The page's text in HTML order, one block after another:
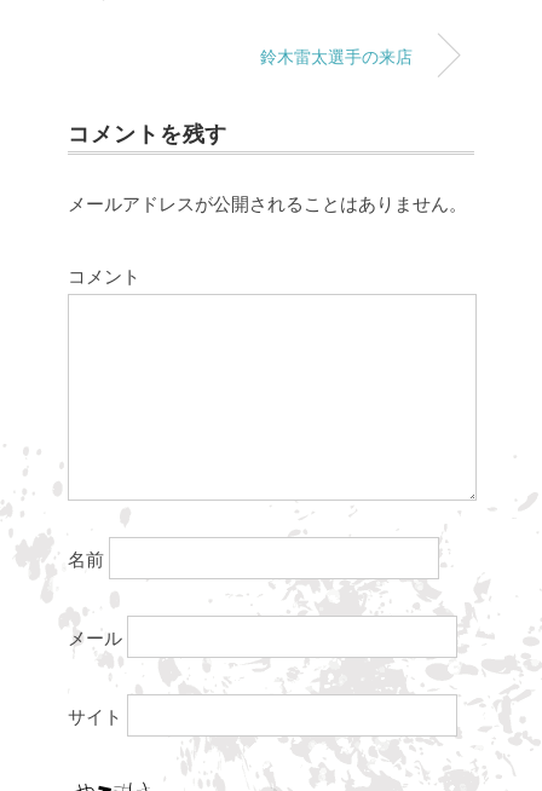
鈴木雷太選手の来店
コメントを残す
メールアドレスが公開されることはありません。
コメント
名前
メール
サイト